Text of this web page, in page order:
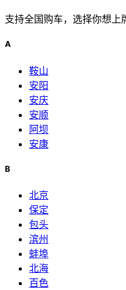
支持全国购车，选择你想上
A
鞍山
安阳
安庆
安顺
阿坝
安康
B
北京
保定
包头
滨州
蚌埠
北海
百色